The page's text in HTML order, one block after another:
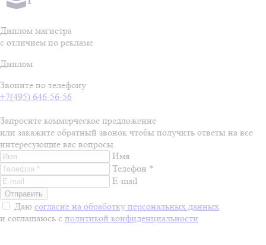
Диплом магистра
с отличием по рекламе
Диплом
Звоните по телефону
+7(495) 646-56-56
Запросите коммерческое предложение
или закажите обратный звонок чтобы получить ответы на все
интересующие вас вопросы.
Имя
Телефон *
E-mail
Даю согласие на обработку персональных данных
и соглашаюсь с политикой конфиденциальности